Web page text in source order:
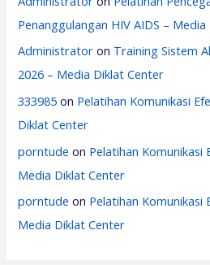
Penanggulangan HIV AIDS –
Administrator on Training Sistem
2026 – Media Diklat Center
333985 on Pelatihan Komunikasi
Diklat Center
porntude on Pelatihan Komunikasi
Media Diklat Center
porntude on Pelatihan Komunikasi
Media Diklat Center